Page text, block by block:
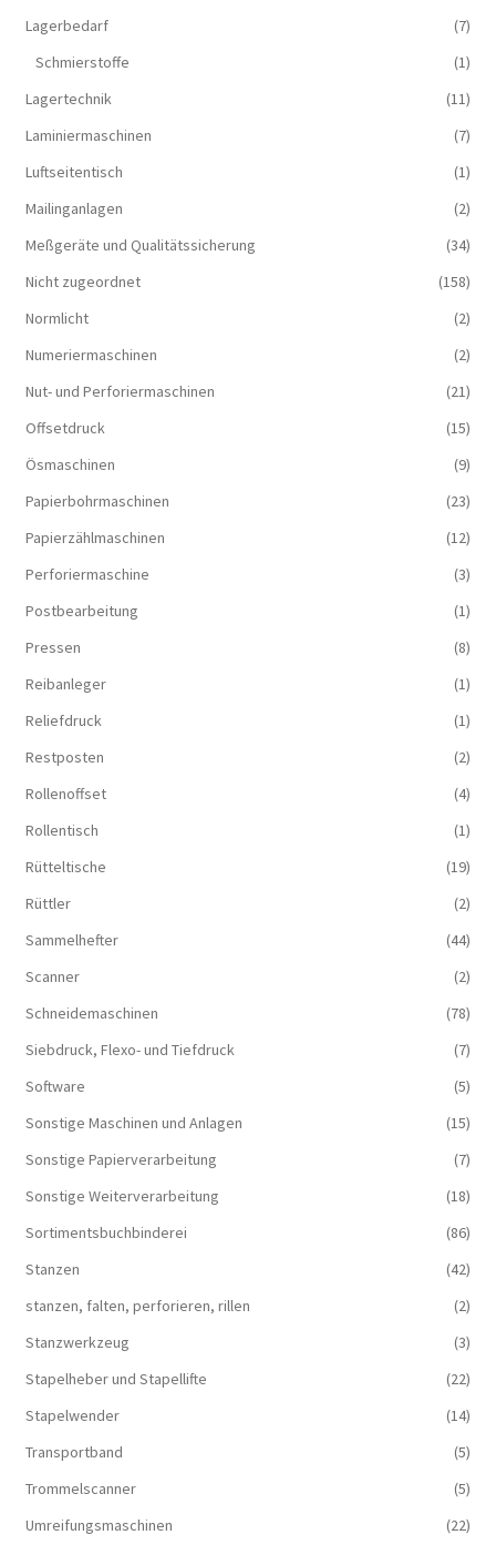
Lagerbedarf
(7)
Schmierstoffe
(1)
Lagertechnik
(11)
Laminiermaschinen
(7)
Luftseitentisch
(1)
Mailinganlagen
(2)
Meßgeräte und Qualitätssicherung
(34)
Nicht zugeordnet
(158)
Normlicht
(2)
Numeriermaschinen
(2)
Nut- und Perforiermaschinen
(21)
Offsetdruck
(15)
Ösmaschinen
(9)
Papierbohrmaschinen
(23)
Papierzählmaschinen
(12)
Perforiermaschine
(3)
Postbearbeitung
(1)
Pressen
(8)
Reibanleger
(1)
Reliefdruck
(1)
Restposten
(2)
Rollenoffset
(4)
Rollentisch
(1)
Rütteltische
(19)
Rüttler
(2)
Sammelhefter
(44)
Scanner
(2)
Schneidemaschinen
(78)
Siebdruck, Flexo- und Tiefdruck
(7)
Software
(5)
Sonstige Maschinen und Anlagen
(15)
Sonstige Papierverarbeitung
(7)
Sonstige Weiterverarbeitung
(18)
Sortimentsbuchbinderei
(86)
Stanzen
(42)
stanzen, falten, perforieren, rillen
(2)
Stanzwerkzeug
(3)
Stapelheber und Stapellifte
(22)
Stapelwender
(14)
Transportband
(5)
Trommelscanner
(5)
Umreifungsmaschinen
(22)